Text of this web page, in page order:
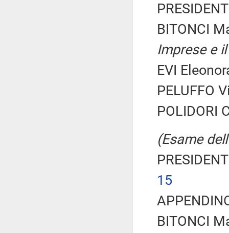
BITONCI
Imprese e
EVI
PELUFFO
POLIDORI
(Esame
15
BITONCI